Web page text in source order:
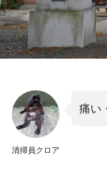
清掃員クロア
痛い